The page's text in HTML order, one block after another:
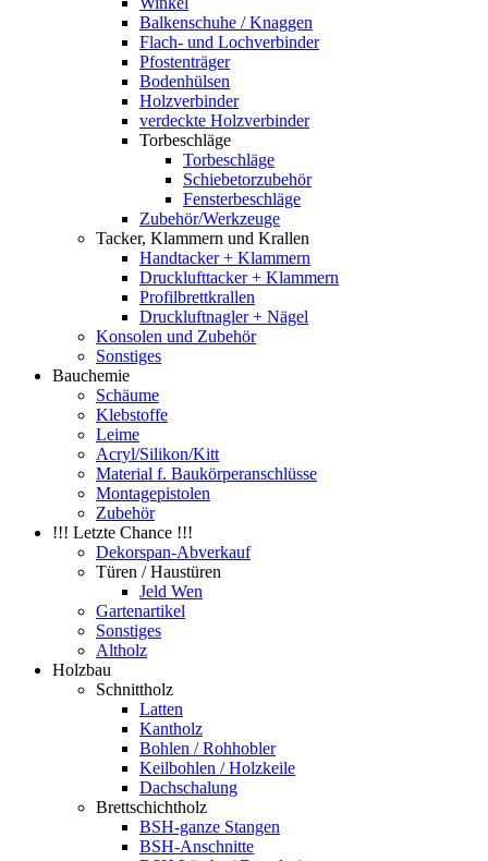
Balkenschuhe / Knaggen
Flach- und Lochverbinder
Pfostenträger
Bodenhülsen
Holzverbinder
verdeckte Holzverbinder
Torbeschläge
Torbeschläge
Schiebetorzubehör
Fensterbeschläge
Zubehör/Werkzeuge
Tacker, Klammern und Krallen
Handtacker + Klammern
Drucklufttacker + Klammern
Profilbrettkrallen
Druckluftnagler + Nägel
Konsolen und Zubehör
Sonstiges
Bauchemie
Schäume
Klebstoffe
Leime
Acryl/Silikon/Kitt
Material f. Baukörperanschlüsse
Montagepistolen
Zubehör
!!! Letzte Chance !!!
Dekorspan-Abverkauf
Türen / Haustüren
Jeld Wen
Gartenartikel
Sonstiges
Altholz
Holzbau
Schnittholz
Latten
Kantholz
Bohlen / Rohhobler
Keilbohlen / Holzkeile
Dachschalung
Brettschichtholz
BSH-ganze Stangen
BSH-Anschnitte